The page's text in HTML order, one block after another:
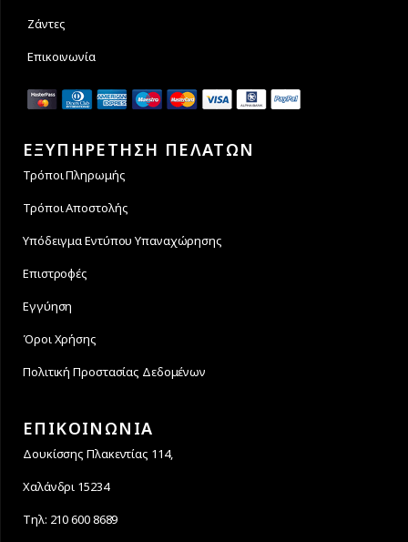
Ζάντες
Επικοινωνία
ΕΞΥΠΗΡΕΤΗΣΗ ΠΕΛΑΤΩΝ
Τρόποι Πληρωμής
Τρόποι Αποστολής
Υπόδειγμα Εντύπου Υπαναχώρησης
Επιστροφές
Εγγύηση
Όροι Χρήσης
Πολιτική Προστασίας Δεδομένων
ΕΠΙΚΟΙΝΩΝΙΑ
Δουκίσσης Πλακεντίας 114,
Χαλάνδρι 15234
Τηλ: 210 600 8689